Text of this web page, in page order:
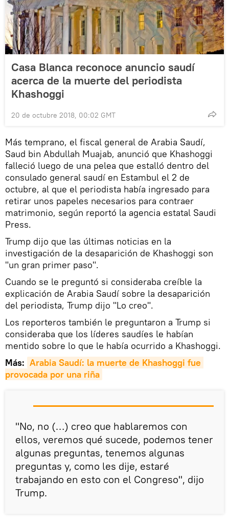
Casa Blanca reconoce anuncio saudí
acerca de la muerte del periodista
Khashoggi
20 de octubre 2018, 00:02 GMT
Más temprano, el fiscal general de Arabia Saudí,
Saud bin Abdullah Muajab, anunció que Khashoggi
falleció luego de una pelea que estalló dentro del
consulado general saudí en Estambul el 2 de
octubre, al que el periodista había ingresado para
retirar unos papeles necesarios para contraer
matrimonio, según reportó la agencia estatal Saudi
Press.
Trump dijo que las últimas noticias en la
investigación de la desaparición de Khashoggi son
"un gran primer paso".
Cuando se le preguntó si consideraba creíble la
explicación de Arabia Saudí sobre la desaparición
del periodista, Trump dijo "Lo creo".
Los reporteros también le preguntaron a Trump si
consideraba que los líderes saudíes le habían
mentido sobre lo que le había ocurrido a Khashoggi.
Más: Arabia Saudí: la muerte de Khashoggi fue
provocada por una riña
"No, no (…) creo que hablaremos con
ellos, veremos qué sucede, podemos tener
algunas preguntas, tenemos algunas
preguntas y, como les dije, estaré
trabajando en esto con el Congreso", dijo
Trump.